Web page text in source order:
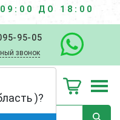
ДО 18:00
95-05
звонок
)?